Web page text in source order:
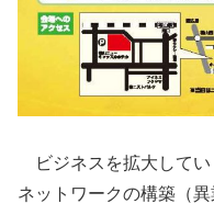
ビジネスを拡大してい
ネットワークの構築（